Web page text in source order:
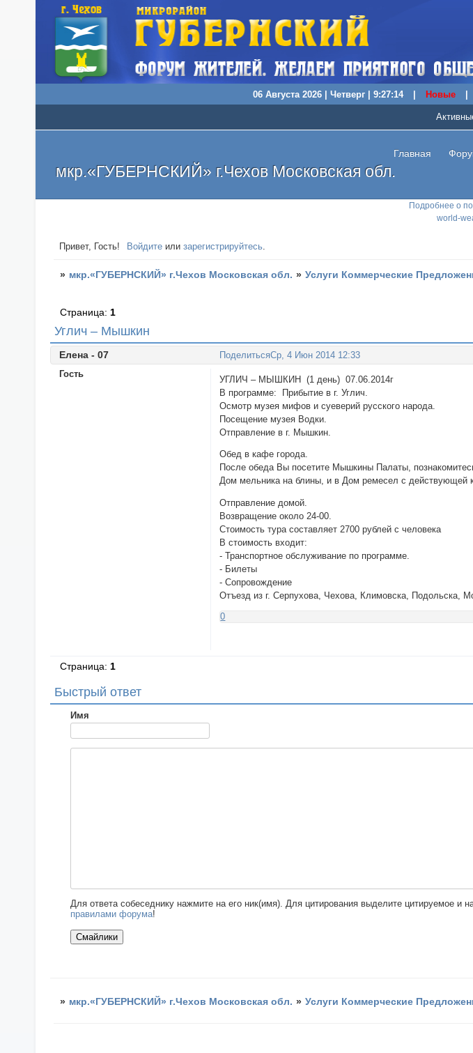
06 Августа 2026 | Четверг | 9:27:15 Новые
Подробнее о
world-
мкр.«ГУБЕРНСКИЙ» г.Чехов Московская обл.
Главная
Привет, Гость! Войдите илизарегистрируйтесь.
» мкр.«ГУБЕРНСКИЙ» г.Чехов Московская обл. » Услуги Коммерческие
Углич – Мышкин
Страница: 1
ПоделитьсяСр, 4 Июн 2014 12:33
Елена - 07
Гость
УГЛИЧ – МЫШКИН (1 день) 07.06.2014г
В программе: Прибытие в г. Углич.
Осмотр музея мифов и суеверий русского народа.
Посещение музея Водки.
Отправление в г. Мышкин.
Обед в кафе города.
После обеда Вы посетите Мышкины Палаты,
Дом мельника на блины, и в Дом ремесел с действующей
Отправление домой.
Возвращение около 24-00.
Стоимость тура составляет 2700 рублей с человека
В стоимость входит:
- Транспортное обслуживание по программе.
- Билеты
- Сопровождение
Отъезд из г. Серпухова, Чехова, Климовска, Подольска,
0
Страница: 1
Быстрый ответ
Имя
Для ответа собеседнику нажмите на его ник(имя). Для цитирования выделите цитируемое
правилами форума!
» мкр.«ГУБЕРНСКИЙ» г.Чехов Московская обл. » Услуги Коммерческие